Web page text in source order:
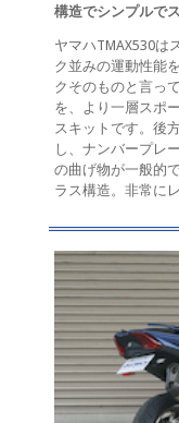
構造でシンプルで
ヤマハTMAX530は
ク並みの運動性能
クそのものと言っ
を、より一層スポ
スキットです。後
し、ナンバープレ
の曲げ物が一般的
ラス構造。非常に